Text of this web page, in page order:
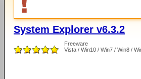
System Explorer v6.3.2
Freeware
Vista / Win10 / Win7 / Win8 /